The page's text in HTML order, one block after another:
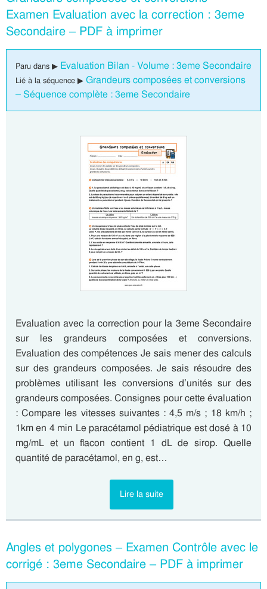
Examen Evaluation avec la correction : 3eme
Secondaire – PDF à imprimer
Paru dans ▶ Evaluation Bilan - Volume : 3eme Secondaire
Lié à la séquence ▶ Grandeurs composées et conversions
– Séquence complète : 3eme Secondaire
Evaluation avec la correction pour la 3eme Secondaire
sur les grandeurs composées et conversions.
Evaluation des compétences Je sais mener des calculs
sur des grandeurs composées. Je sais résoudre des
problèmes utilisant les conversions d’unités sur des
grandeurs composées. Consignes pour cette évaluation
: Compare les vitesses suivantes : 4,5 m/s ; 18 km/h ;
1km en 4 min Le paracétamol pédiatrique est dosé à 10
mg/mL et un flacon contient 1 dL de sirop. Quelle
quantité de paracétamol, en g, est…
Lire la suite
Angles et polygones – Examen Contrôle avec le
corrigé : 3eme Secondaire – PDF à imprimer